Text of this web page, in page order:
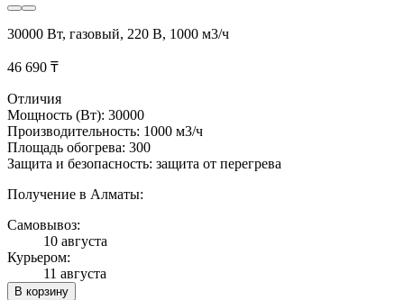
30000 Вт, газовый, 220 В, 1000 м3/ч
46 690 ₸
Отличия
Мощность (Вт): 30000
Производительность: 1000 м3/ч
Площадь обогрева: 300
Защита и безопасность: защита от перегрева
Получение в Алматы:
Самовывоз:
10 августа
Курьером:
11 августа
В корзину